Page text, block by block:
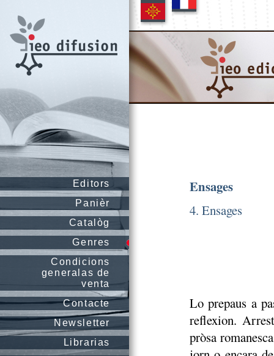
Editors
Panièr
Catalòg
Genres
Condicions
generalas de
venta
Contacte
Newsletter
Librarias
Ensages
4. Ensages
Lo prepaus a
reflexion.
pròsa